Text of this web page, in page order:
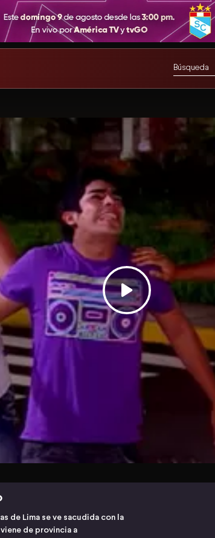
de Lima se ve sacudida con la
viene de provincia a